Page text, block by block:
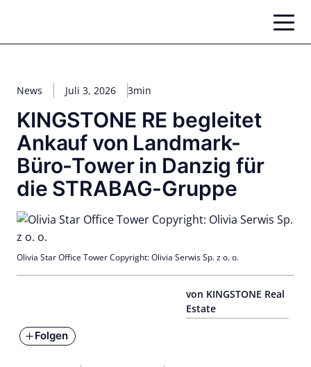
springen
News Juli 3, 2026 3min
KINGSTONE RE begleitet
Ankauf von Landmark-
Büro-Tower in Danzig für
die STRABAG-Gruppe
von KINGSTONE Real
Estate
Folgen
Olivia Star Office Tower Copyright: Olivia Serwis Sp. z o. o.